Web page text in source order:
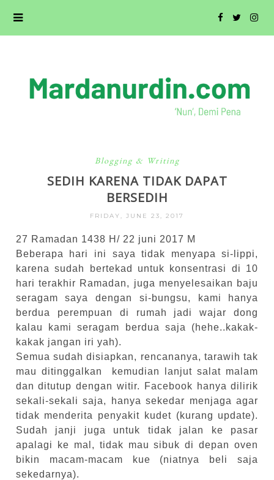
Blogging & Writing
SEDIH KARENA TIDAK DAPAT
BERSEDIH
FRIDAY, JUNE 23, 2017
27 Ramadan 1438 H/ 22 juni 2017 M
Beberapa hari ini saya tidak menyapa si-lippi,
karena sudah bertekad untuk konsentrasi di 10
hari terakhir Ramadan, juga menyelesaikan baju
seragam saya dengan si-bungsu, kami hanya
berdua perempuan di rumah jadi wajar dong
kalau kami seragam berdua saja (hehe..kakak-
kakak jangan iri yah).
Semua sudah disiapkan, rencananya, tarawih tak
mau ditinggalkan kemudian lanjut salat malam
dan ditutup dengan witir. Facebook hanya dilirik
sekali-sekali saja, hanya sekedar menjaga agar
tidak menderita penyakit kudet (kurang update).
Sudah janji juga untuk tidak jalan ke pasar
apalagi ke mal, tidak mau sibuk di depan oven
bikin macam-macam kue (niatnya beli saja
sekedarnya).